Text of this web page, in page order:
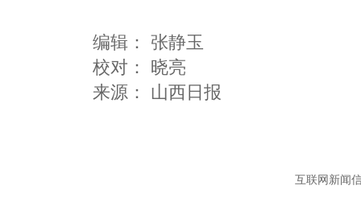
编辑： 张静玉
校对： 晓亮
互联网新闻